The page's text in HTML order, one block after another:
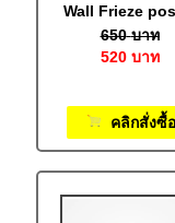
Wall Frieze
7 Strips: In
Precursive
650 บาท
520 บาท
คลิกสั่งซื้อ